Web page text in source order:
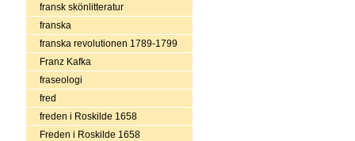
fransk skönlitteratur
franska
franska revolutionen 1789-1799
Franz Kafka
fraseologi
fred
freden i Roskilde 1658
Freden i Roskilde 1658